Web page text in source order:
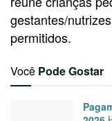
gestantes/
permitidos.
Você Pode Gostar